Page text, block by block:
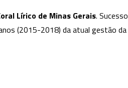
Lírico de Minas Gerais. Sucesso
(2015-2018) da atual gestão da